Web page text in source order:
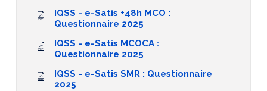
IQSS - e-Satis +48h MCO :
Questionnaire 2025
IQSS - e-Satis MCOCA :
Questionnaire 2025
IQSS - e-Satis SMR : Questionnaire
2025